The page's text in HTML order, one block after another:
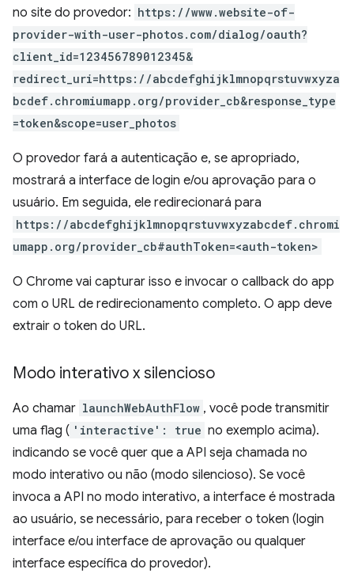
no site do provedor: https://www.website-of-
provider-with-user-photos.com/dialog/oauth?
client_id=123456789012345&
redirect_uri=https://abcdefghijklmnopqrstuvwxyza
bcdef.chromiumapp.org/provider_cb&response_type
=token&scope=user_photos
O provedor fará a autenticação e, se apropriado,
mostrará a interface de login e/ou aprovação para o
usuário. Em seguida, ele redirecionará para
https://abcdefghijklmnopqrstuvwxyzabcdef.chromi
umapp.org/provider_cb#authToken=<auth-token>
O Chrome vai capturar isso e invocar o callback do app
com o URL de redirecionamento completo. O app deve
extrair o token do URL.
Modo interativo x silencioso
Ao chamar launchWebAuthFlow , você pode transmitir
uma flag ( 'interactive': true no exemplo acima).
indicando se você quer que a API seja chamada no
modo interativo ou não (modo silencioso). Se você
invoca a API no modo interativo, a interface é mostrada
ao usuário, se necessário, para receber o token (login
interface e/ou interface de aprovação ou qualquer
interface específica do provedor).